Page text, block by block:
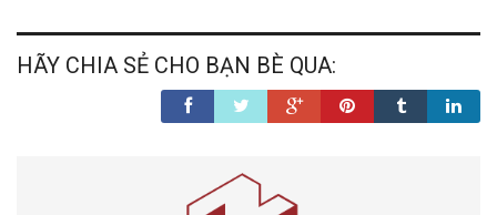
HÃY CHIA SẺ CHO BẠN BÈ QUA: